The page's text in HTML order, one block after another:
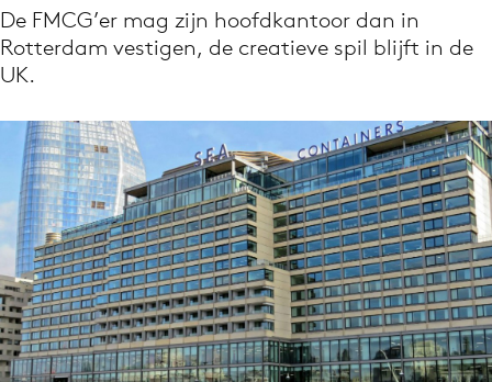
Nieuws app
Menu
Home
9 sept: GenAI-training
12 nov: MarketingLive!
Adverteren
Events
De FMCG’er mag zijn hoofdkantoor dan in
Rotterdam vestigen, de creatieve spil blijft in de
UK.